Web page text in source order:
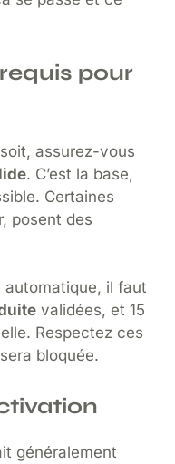
pour
assurez-vous
. C’est la base,
Certaines
posent des
automatique, il faut
validées, et 15
Respectez ces
bloquée.
généralement